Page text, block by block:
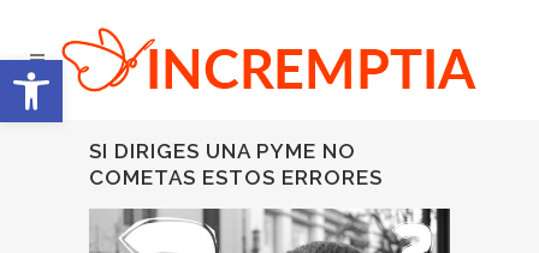
Abrir barra de herramientas
SI DIRIGES UNA PYME NO
COMETAS ESTOS ERRORES